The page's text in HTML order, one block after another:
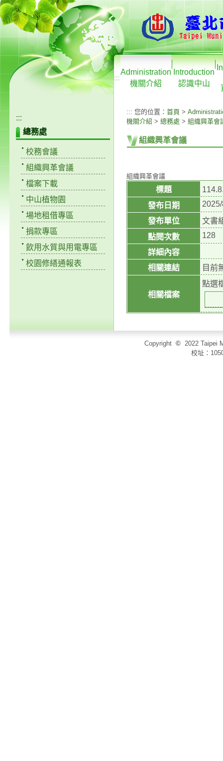
:::
Administration
機關介紹
Introduction
認識中山
:::
總務處
校務會議
組織興革會議
檔案下載
中山植物園
場地租借專區
捐款專區
飲用水質與用電專區
校園修繕通報表
::: 您的位置： 首頁 >
機關介紹 > 總務處 > 組織興革會
組織興革會議
組織興革會議
標題
發布日期
發布單位
文書
點閱次數
128
詳細內容
相關連結
目前
相關檔案
點選
Copyright © 2022 Taipei
校址：